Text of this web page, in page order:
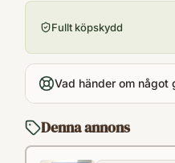
Fullt köpskydd
Vad händer om något
Denna annons